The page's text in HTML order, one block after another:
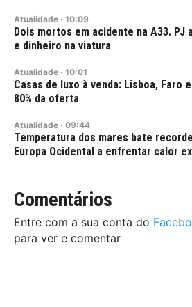
Atualidade · 10:09
Dois mortos em acidente na A33. PJ
e dinheiro na viatura
Atualidade · 10:01
Casas de luxo à venda: Lisboa, Faro
80% da oferta
Atualidade · 09:44
Temperatura dos mares bate
Europa Ocidental a enfrentar calor
Comentários
Entre com a sua conta do
para ver e comentar